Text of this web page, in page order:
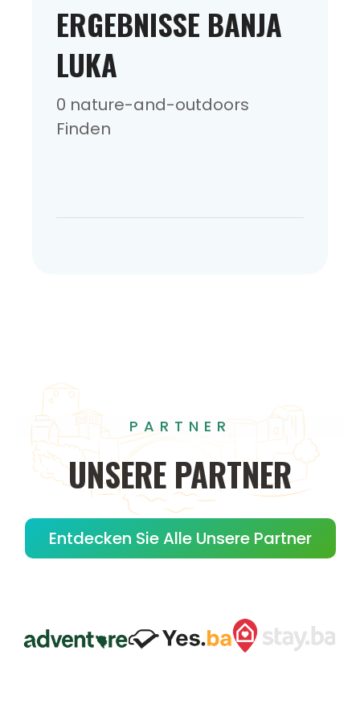
ERGEBNISSE BANJA
LUKA
0 nature-and-outdoors
Finden
PARTNER
UNSERE PARTNER
Entdecken Sie Alle Unsere Partner